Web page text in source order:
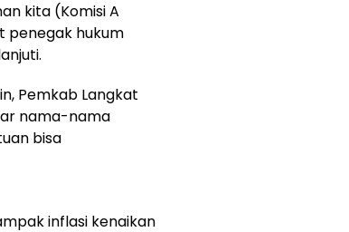
kita (Komisi A
penegak hukum
Pemkab Langkat
nama-nama
bisa
inflasi kenaikan